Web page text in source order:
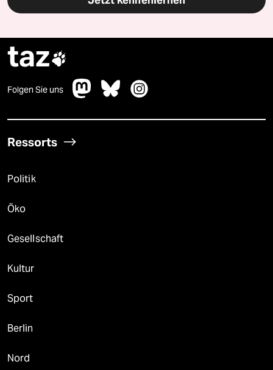
taz
Folgen Sie uns
Ressorts
Politik
Öko
Gesellschaft
Kultur
Sport
Berlin
Nord